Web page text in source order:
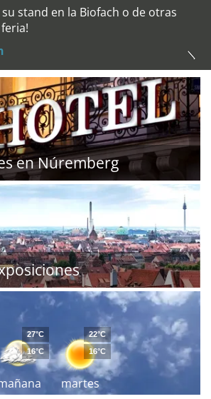
stand en la Biofach o de otras
en Núremberg
27°C
16°C
martes
22°C
16°C